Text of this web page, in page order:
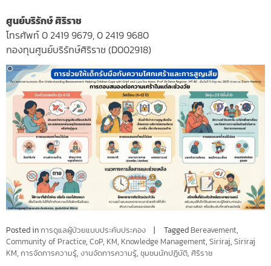
ศูนย์บริรักษ์ ศิริราช
โทรศัพท์ 0 2419 9679, 0 2419 9680
กองทุนศูนย์บริรักษ์ศิริราช (D002918)
Posted inการดูแลผู้ป่วยแบบประคับประคอง Tagged Bereavement,
Community of Practice, CoP, KM, Knowledge Management, Siriraj, Siriraj
KM, การจัดการความรู้, งานจัดการความรู้, ชุมชนนักปฏิบัติ, ศิริราช